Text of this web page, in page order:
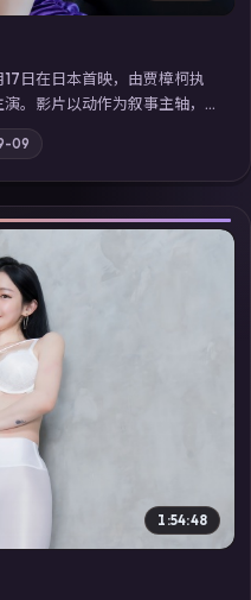
日在日本首映，由贾樟柯执
。影片以动作为叙事主轴，
；摄影与配乐强化地域气
清电视剧在线看」延展检索
剧体验。
09
1:54:48